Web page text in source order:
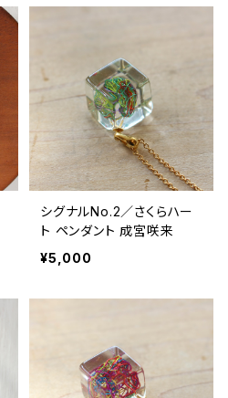
シグナルNo.2／さくらハー
ト ペンダント 成宮咲来
¥5,000